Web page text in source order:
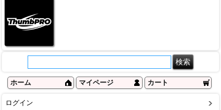
ホーム マイページ カート
ログイン